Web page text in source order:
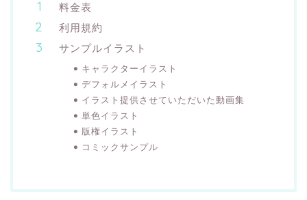
料金表
利用規約
サンプルイラスト
キャラクターイラスト
デフォルメイラスト
イラスト提供させていただいた動画集
単色イラスト
版権イラスト
コミックサンプル